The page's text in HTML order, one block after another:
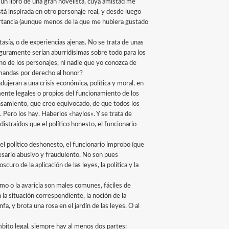
libro de una gran novelista, cuya amistad me
inspirada en otro personaje real, y desde luego
(aunque menos de la que me hubiera gustado
o de experiencias ajenas. No se trata de unas
serían aburridísimas sobre todo para los
de los personajes, ni nadie que yo conozca de
por derecho al honor?
a una crisis económica, política y moral, en
legales o propios del funcionamiento de los
que creo equivocado, de que todos los
los hay. Haberlos «haylos». Y se trata de
que el político honesto, el funcionario
político deshonesto, el funcionario ímprobo (que
abusivo y fraudulento. No son pues
de la aplicación de las leyes, la política y la
o la avaricia son males comunes, fáciles de
situación correspondiente, la noción de la
y brota una rosa en el jardín de las leyes. O al
legal, siempre hay al menos dos partes: